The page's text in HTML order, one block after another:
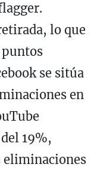
lo que
puntos
se sitúa
en
19%,
eliminaciones